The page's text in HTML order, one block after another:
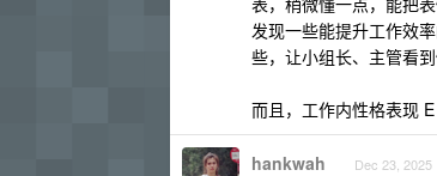
发现一些能提升工作效
些，让小组长、主管看
而且，工作内性格表现
hankwah Dec 23, 2025